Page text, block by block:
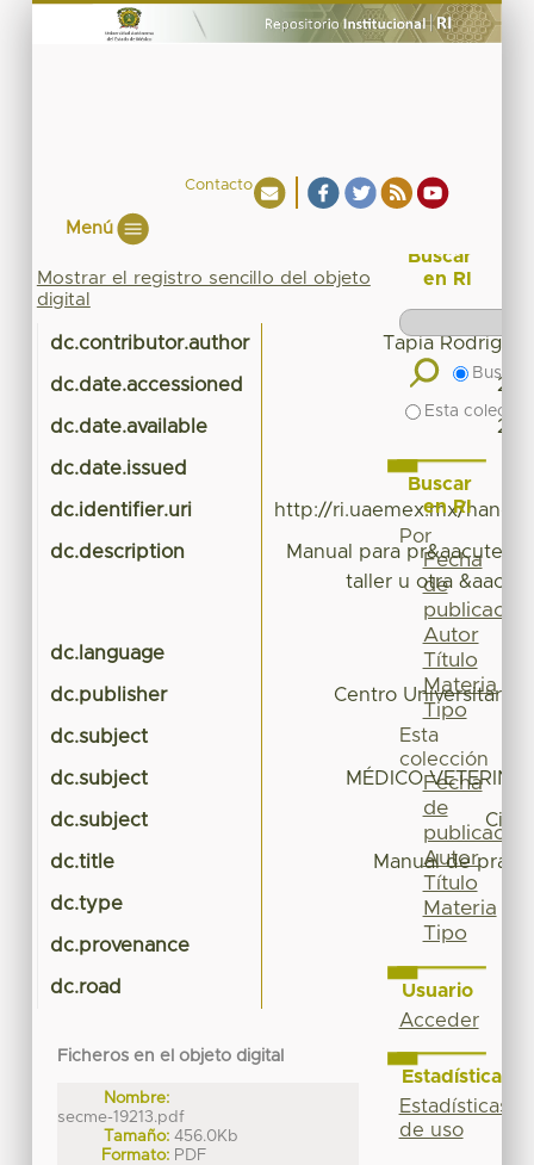
Contacto
Menú
Mostrar el registro sencillo del objeto
digital
dc.contributor.author Tapia
dc.date.accessioned
dc.date.available
dc.date.issued
dc.identifier.uri http://ri.uaemex.mx/
dc.description
Manual para
taller u otra
dc.language
dc.publisher Centro Universitario
dc.subject
dc.subject MÉDICO
dc.subject
dc.title Manual de
dc.type
dc.provenance
dc.road
Ficheros en el objeto digital
Nombre:
secme-19213.pdf
Tamaño: 456.0Kb
Formato: PDF
Buscar
en RI
Buscar
Esta
Buscar
en RI
Por
Fecha
de
publicación
Autor
Título
Materia
Tipo
Esta
colección
Fecha
de
publicación
Autor
Título
Materia
Tipo
Usuario
Acceder
Estadísticas
Estadísticas
de uso